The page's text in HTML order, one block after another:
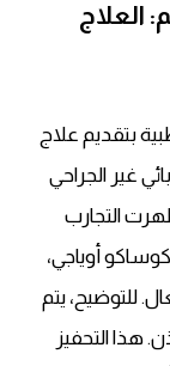
العلاج
بتقديم علاج
غير الجراحي
التجارب
أوياجي،
للتوضيح، يتم
هذا التحفيز